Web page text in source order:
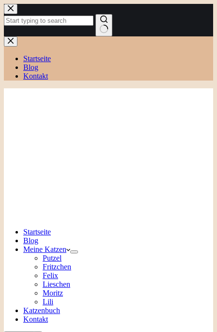
Zum
Inhalt
springen
Keine
Ergebnisse
Startseite
Blog
Kontakt
Startseite
Blog
Meine Katzen
Putzel
Fritzchen
Felix
Lieschen
Moritz
Lili
Katzenbuch
Kontakt